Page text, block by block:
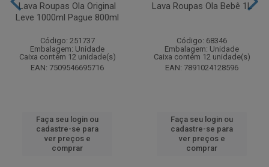
Lava Roupas Ola Original
Leve 1000ml Pague 800ml
Código: 251737
Embalagem: Unidade
Caixa contém 12 unidade(s)
EAN: 7509546695716
Faça seu login ou
cadastre-se para
ver preços e
comprar
Lava Roupas Ola Bebê 1L
Código: 68346
Embalagem: Unidade
Caixa contém 12 unidade(s)
EAN: 7891024128596
Faça seu login ou
cadastre-se para
ver preços e
comprar